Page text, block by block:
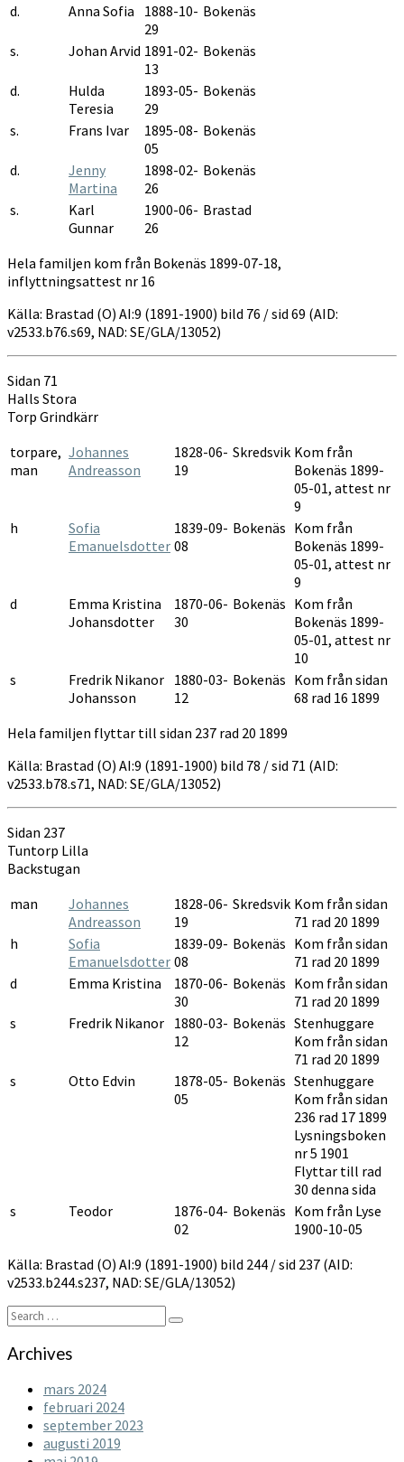
d. Anna Sofia
1888-10-
29
Bokenäs
s. Johan Arvid 1891-02-
13
Bokenäs
d.
Hulda
Teresia
1893-05-
29
Bokenäs
s. Frans Ivar
1895-08-
05
Bokenäs
d.
Jenny
Martina
1898-02-
26
Bokenäs
s.
Karl
Gunnar
1900-06-
26
Brastad
Hela familjen kom från Bokenäs 1899-07-18,
inflyttningsattest nr 16
Källa: Brastad (O) AI:9 (1891-1900) bild 76 / sid 69 (AID:
v2533.b76.s69, NAD: SE/GLA/13052)
Sidan 71
Halls Stora
Torp Grindkärr
torpare,
man
Johannes
Andreasson
1828-06-
19
Skredsvik Kom från
Bokenäs 1899-
05-01, attest nr
9
h
Sofia
Emanuelsdotter
1839-09-
08
Bokenäs Kom från
Bokenäs 1899-
05-01, attest nr
9
d
Emma Kristina
Johansdotter
1870-06-
30
Bokenäs Kom från
Bokenäs 1899-
05-01, attest nr
10
s
Fredrik Nikanor
Johansson
1880-03-
12
Bokenäs Kom från sidan
68 rad 16 1899
Hela familjen flyttar till sidan 237 rad 20 1899
Källa: Brastad (O) AI:9 (1891-1900) bild 78 / sid 71 (AID:
v2533.b78.s71, NAD: SE/GLA/13052)
Sidan 237
Tuntorp Lilla
Backstugan
man
Johannes
Andreasson
1828-06-
19
Skredsvik Kom från sidan
71 rad 20 1899
h
Sofia
Emanuelsdotter
1839-09-
08
Bokenäs Kom från sidan
71 rad 20 1899
d
Emma Kristina
1870-06-
30
Bokenäs Kom från sidan
71 rad 20 1899
s
Fredrik Nikanor 1880-03-
12
Bokenäs Stenhuggare
Kom från sidan
71 rad 20 1899
s
Otto Edvin
1878-05-
05
Bokenäs Stenhuggare
Kom från sidan
236 rad 17 1899
Lysningsboken
nr 5 1901
Flyttar till rad
30 denna sida
s
Teodor
1876-04-
02
Bokenäs Kom från Lyse
1900-10-05
Källa: Brastad (O) AI:9 (1891-1900) bild 244 / sid 237 (AID:
v2533.b244.s237, NAD: SE/GLA/13052)
Search
for:
Search
Archives
mars 2024
februari 2024
september 2023
augusti 2019